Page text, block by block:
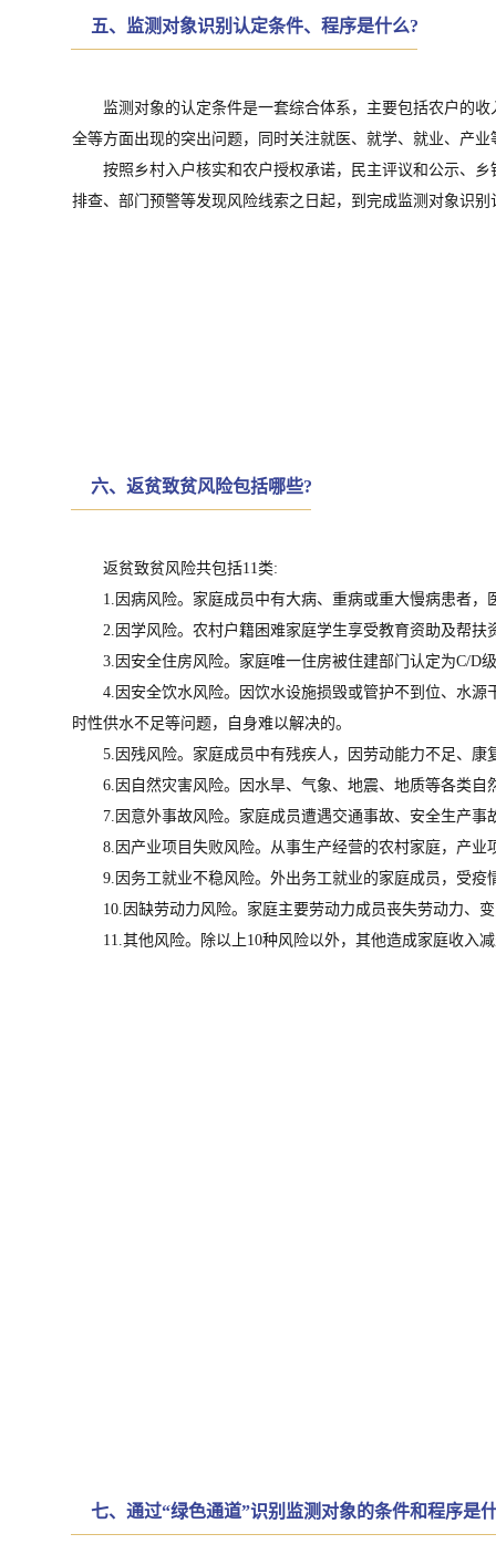
五、监测对象识别认定条件、程序是什么?
监测对象的认定条件是一套综合体系，主要包括农户的
全等方面出现的突出问题，同时关注就医、就学、就业、产
按照乡村入户核实和农户授权承诺，民主评议和公示、
排查、部门预警等发现风险线索之日起，到完成监测对象识
六、返贫致贫风险包括哪些?
返贫致贫风险共包括11类:
1.因病风险。家庭成员中有大病、重病或重大慢病患者
2.因学风险。农村户籍困难家庭学生享受教育资助及帮
3.因安全住房风险。家庭唯一住房被住建部门认定为C/D
4.因安全饮水风险。因饮水设施损毁或管护不到位、水
时性供水不足等问题，自身难以解决的。
5.因残风险。家庭成员中有残疾人，因劳动能力不足、
6.因自然灾害风险。因水旱、气象、地震、地质等各类
7.因意外事故风险。家庭成员遭遇交通事故、安全生产
8.因产业项目失败风险。从事生产经营的农村家庭，产
9.因务工就业不稳风险。外出务工就业的家庭成员，受
10.因缺劳动力风险。家庭主要劳动力成员丧失劳动力、
11.其他风险。除以上10种风险以外，其他造成家庭收入
七、通过“绿色通道”识别监测对象的条件和程序是